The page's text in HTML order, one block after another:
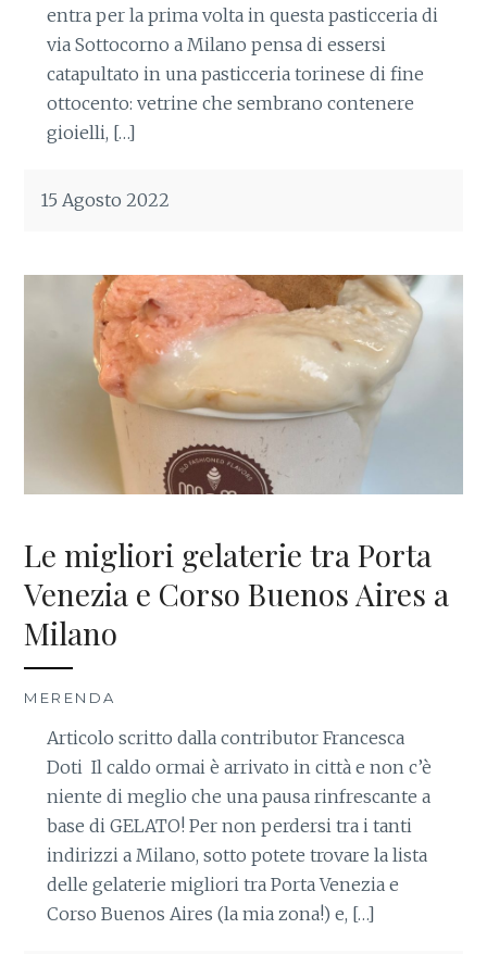
entra per la prima volta in questa pasticceria di
via Sottocorno a Milano pensa di essersi
catapultato in una pasticceria torinese di fine
ottocento: vetrine che sembrano contenere
gioielli, […]
15 Agosto 2022
Le migliori gelaterie tra Porta
Venezia e Corso Buenos Aires a
Milano
MERENDA
Articolo scritto dalla contributor Francesca
Doti Il caldo ormai è arrivato in città e non c’è
niente di meglio che una pausa rinfrescante a
base di GELATO! Per non perdersi tra i tanti
indirizzi a Milano, sotto potete trovare la lista
delle gelaterie migliori tra Porta Venezia e
Corso Buenos Aires (la mia zona!) e, […]